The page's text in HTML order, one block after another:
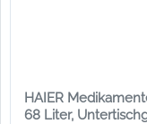
HAIER
68 Liter,